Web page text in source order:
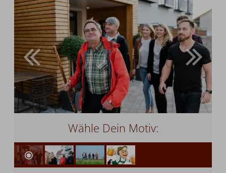
Wähle Dein Motiv: